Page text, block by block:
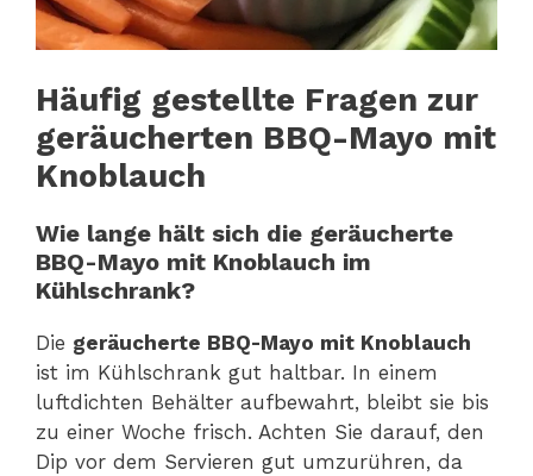
Häufig gestellte Fragen zur
geräucherten BBQ-Mayo mit
Knoblauch
Wie lange hält sich die geräucherte
BBQ-Mayo mit Knoblauch im
Kühlschrank?
Die geräucherte BBQ-Mayo mit Knoblauch
ist im Kühlschrank gut haltbar. In einem
luftdichten Behälter aufbewahrt, bleibt sie bis
zu einer Woche frisch. Achten Sie darauf, den
Dip vor dem Servieren gut umzurühren, da